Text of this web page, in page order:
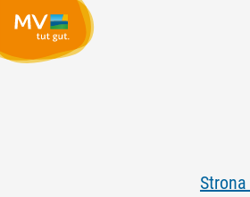
Strona